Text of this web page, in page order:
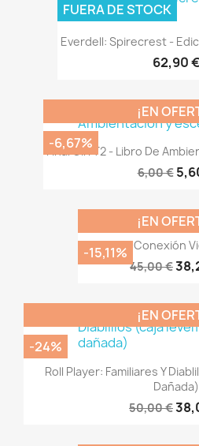
Everdell: Spirecrest -
62,90 €
FUERA DE STOCK
Final Girl T2 - Libro De
6,00 €
¡EN
-6,67%
Conexión
45,00 €
¡EN
-15,11%
Roll Player: Familiares Y
Dañada)
50,00 €
¡EN
-24%